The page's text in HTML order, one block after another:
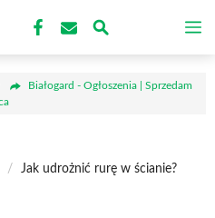
Białogard - Ogłoszenia | Sprzedam
/
Jak udrożnić rurę w ścianie?